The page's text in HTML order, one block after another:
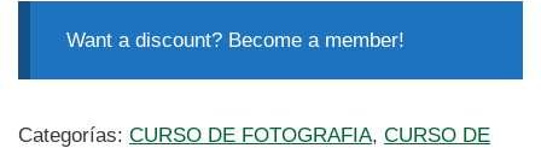
Want a discount? Become a member!
Categorías: CURSO DE FOTOGRAFIA, CURSO DE